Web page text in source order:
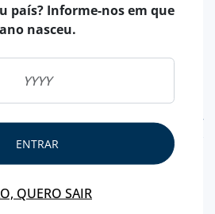
país? Informe-nos em que
ano nasceu.
ENTRAR
QUERO SAIR